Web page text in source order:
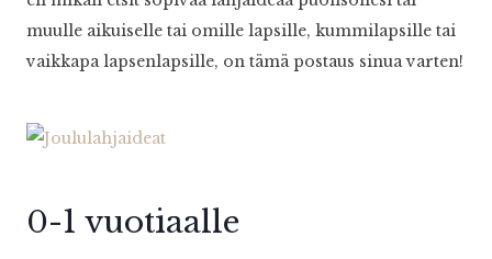
muulle aikuiselle tai omille lapsille, kummilapsille tai
vaikkapa lapsenlapsille, on tämä postaus sinua varten!
0-1 vuotiaalle